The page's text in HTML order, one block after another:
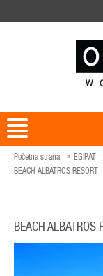
Početna strana EGIPAT
BEACH ALBATROS RESORT
BEACH ALBATROS